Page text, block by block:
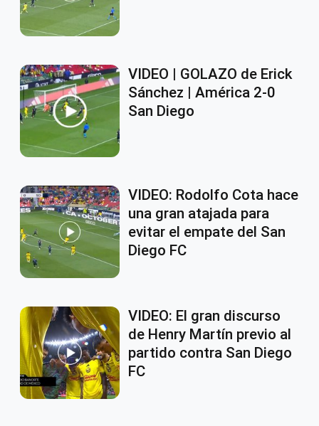
VIDEO | GOLAZO de Erick
Sánchez | América 2-0
San Diego
VIDEO: Rodolfo Cota hace
una gran atajada para
evitar el empate del San
Diego FC
VIDEO: El gran discurso
de Henry Martín previo al
partido contra San Diego
FC